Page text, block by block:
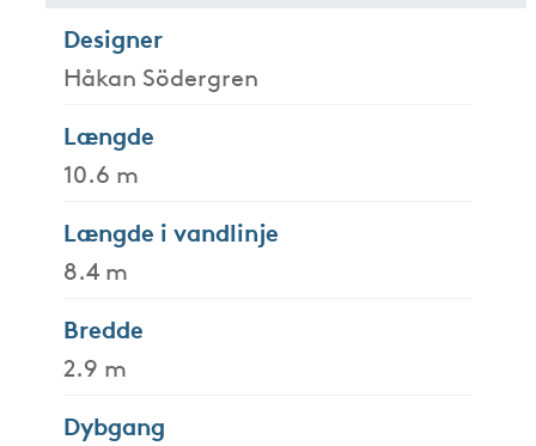
Designer
Håkan Södergren
Længde
10.6 m
Længde i vandlinje
8.4 m
Bredde
2.9 m
Dybgang